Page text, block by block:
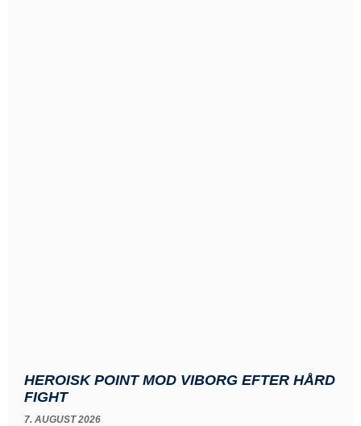
HEROISK POINT MOD VIBORG EFTER HÅRD
FIGHT
7. AUGUST 2026